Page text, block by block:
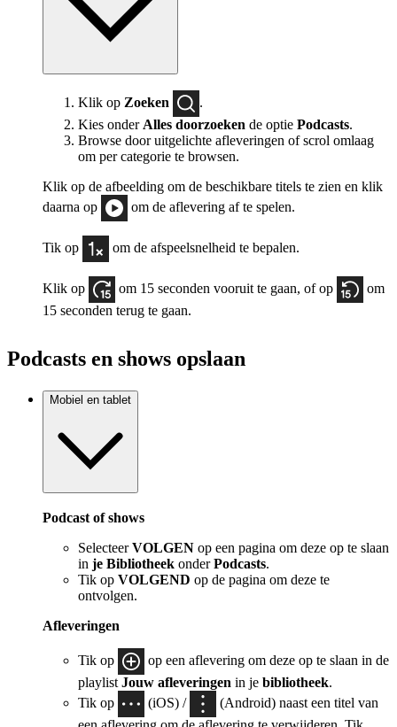
Klik op Zoeken
.
Kies onder Alles doorzoeken de optie Podcasts.
Browse door uitgelichte afleveringen of scrol omlaag
om per categorie te browsen.
Klik op de afbeelding om de beschikbare titels te zien en klik
daarna op
om de aflevering af te spelen.
Tik op om de afspeelsnelheid te bepalen.
Klik op om 15 seconden vooruit te gaan, of op
om
15 seconden terug te gaan.
Podcasts en shows opslaan
Mobiel en tablet
Podcast of shows
SelecteerVOLGEN op een pagina om deze op te slaan
in je Bibliotheek onderPodcasts.
Tik op VOLGEND op de pagina om deze te
ontvolgen.
Afleveringen
Tik op
op een aflevering om deze op te slaan in de
playlist Jouw afleveringen in je bibliotheek.
Tik op
(iOS) /
(Android) naast een titel van